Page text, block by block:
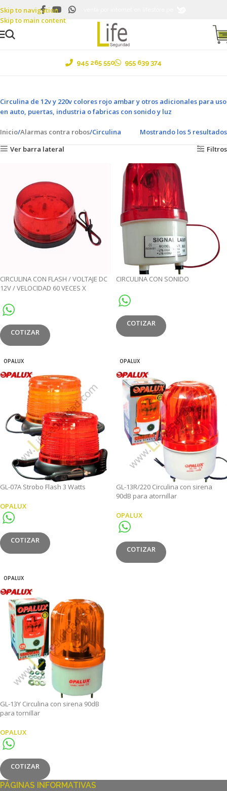
Skip to navigation
Skip to main content
Ventas al por mayor y menor ....¡Envíos a todo el Perú!
945 265 550 955 639 374
Circulina de 12v y 220v colores rojo ambar y otros adicionales para uso
en auto, puertas, industria o fabricas con sonido y luz
Inicio Alarmas contra robos Circulina
Mostrando los 5 resultados
Ver barra lateral
Filtros
CIRCULINA CON FLASH / VOLTAJE DC
12V / VELOCIDAD 60 VECES X
PRUEBA DE AGUA IP66
COTIZAR
CIRCULINA CON SONIDO
COTIZAR
OPALUX
GL-07A Strobo Flash 3 Watts
OPALUX
COTIZAR
OPALUX
GL-13R/220 Circulina con sirena
90dB para atornillar
OPALUX
COTIZAR
OPALUX
GL-13Y Circulina con sirena 90dB
para tornillar
OPALUX
COTIZAR
PÁGINAS INFORMATIVAS